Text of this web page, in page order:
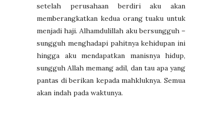
setelah perusahaan berdiri aku akan
memberangkatkan kedua orang tuaku untuk
menjadi haji. Alhamdulillah aku bersungguh –
sungguh menghadapi pahitnya kehidupan ini
hingga aku mendapatkan manisnya hidup,
sungguh Allah memang adil, dan tau apa yang
pantas di berikan kepada mahkluknya. Semua
akan indah pada waktunya.